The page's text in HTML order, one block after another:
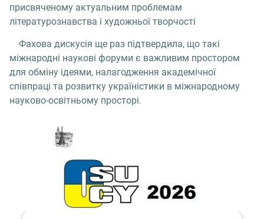
присвяченому актуальним проблемам
літературознавства і художньої творчості
Фахова дискусія ще раз підтвердила, що такі
міжнародні наукові форуми є важливим простором
для обміну ідеями, налагодження академічної
співпраці та розвитку україністики в міжнародному
науково-освітньому просторі.